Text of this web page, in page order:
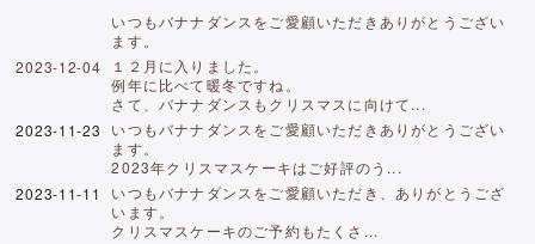
いつもバナナダンスをご愛顧いただきありがとうござい
ます。
2023-12-04
１２月に入りました。
例年に比べて暖冬ですね。
さて、バナナダンスもクリスマスに向けて...
2023-11-23
いつもバナナダンスをご愛顧いただきありがとうござい
ます。
2023年クリスマスケーキはご好評のう...
2023-11-11
いつもバナナダンスをご愛顧いただき、ありがとうござ
います。
クリスマスケーキのご予約もたくさ...